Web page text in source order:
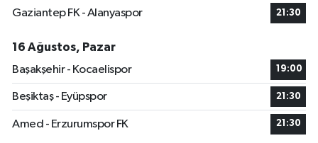
Gaziantep FK - Alanyaspor 21:30
16 Ağustos, Pazar
Başakşehir - Kocaelispor
19:00
Beşiktaş - Eyüpspor 21:30
Amed - Erzurumspor FK 21:30